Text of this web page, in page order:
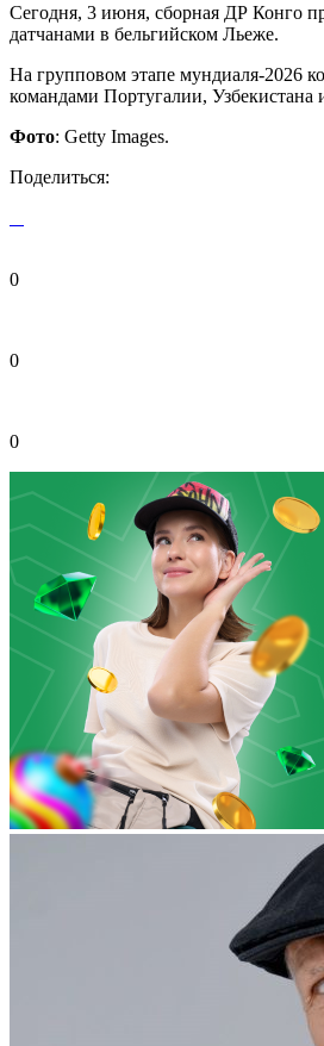
Сегодня, 3 июня, сборная ДР Конго
датчанами в бельгийском Льеже.
На групповом этапе мундиаля-2026
командами Португалии, Узбекистана
Фото: Getty Images.
Поделиться:
0
0
0